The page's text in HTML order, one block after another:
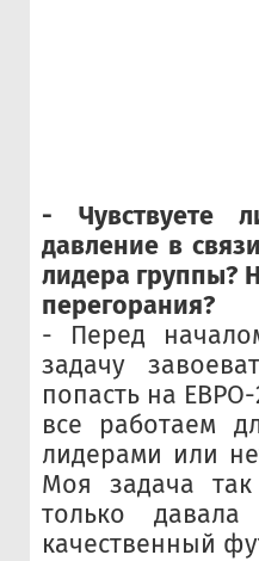
- Чувствуете
давление в
лидера группы?
перегорания?
- Перед
задачу
попасть на
все работаем
лидерами или
Моя задача
только
качественный